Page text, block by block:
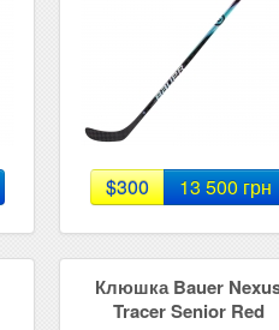
$300 13 500 грн
Клюшка Bauer
Tracer Senior Red